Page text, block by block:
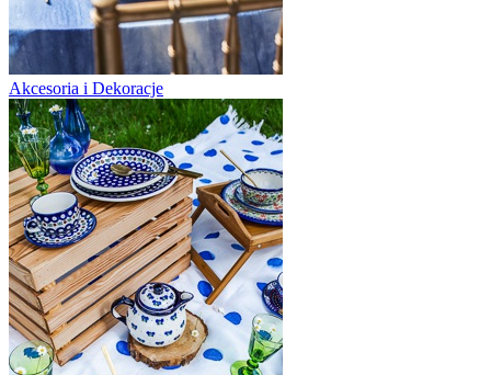
Akcesoria i Dekoracje